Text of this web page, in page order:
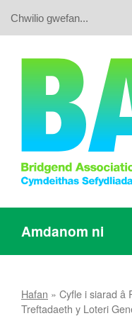
Amdanom ni
Hafan » Cyfle i siarad â
Treftadaeth y Loteri